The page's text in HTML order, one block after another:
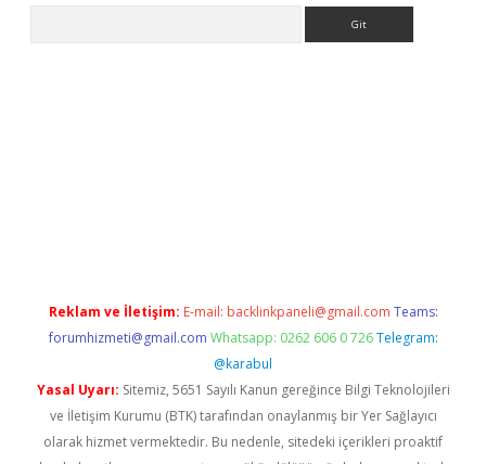
Reklam ve İletişim: E-mail: backlinkpaneli@gmail.com Teams:
forumhizmeti@gmail.com Whatsapp: 0262 606 0 726 Telegram:
@karabul
Yasal Uyarı: Sitemiz, 5651 Sayılı Kanun gereğince Bilgi Teknolojileri
ve İletişim Kurumu (BTK) tarafından onaylanmış bir Yer Sağlayıcı
olarak hizmet vermektedir. Bu nedenle, sitedeki içerikleri proaktif